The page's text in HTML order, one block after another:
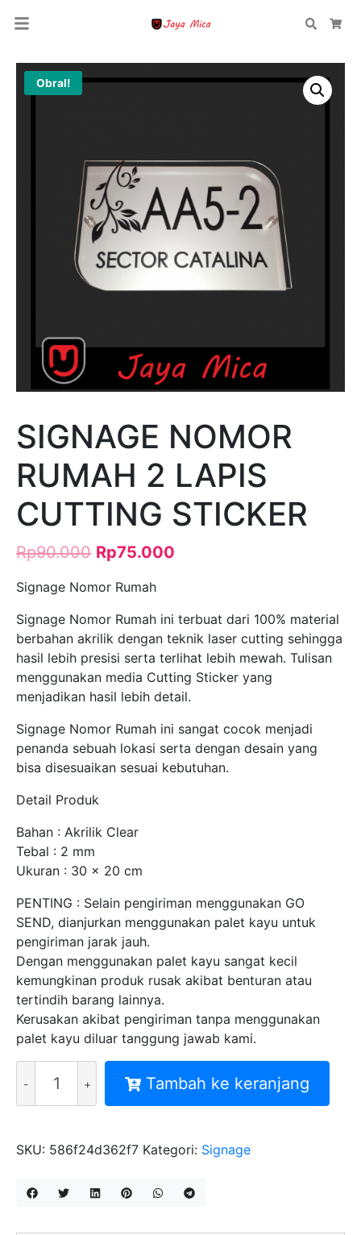
Search
Obral!
SIGNAGE NOMOR
RUMAH 2 LAPIS
CUTTING STICKER
Rp90.000 Rp75.000
Signage Nomor Rumah
Signage Nomor Rumah ini terbuat dari 100% material
berbahan akrilik dengan teknik laser cutting sehingga
hasil lebih presisi serta terlihat lebih mewah. Tulisan
menggunakan media Cutting Sticker yang
menjadikan hasil lebih detail.
Signage Nomor Rumah ini sangat cocok menjadi
penanda sebuah lokasi serta dengan desain yang
bisa disesuaikan sesuai kebutuhan.
Detail Produk
Bahan : Akrilik Clear
Tebal : 2 mm
Ukuran : 30 x 20 cm
PENTING : Selain pengiriman menggunakan GO
SEND, dianjurkan menggunakan palet kayu untuk
pengiriman jarak jauh.
Dengan menggunakan palet kayu sangat kecil
kemungkinan produk rusak akibat benturan atau
tertindih barang lainnya.
Kerusakan akibat pengiriman tanpa menggunakan
palet kayu diluar tanggung jawab kami.
SIGNAGE
NOMOR
2
CUTTING
Tambah ke keranjang
SKU: 586f24d362f7 Kategori: Signage